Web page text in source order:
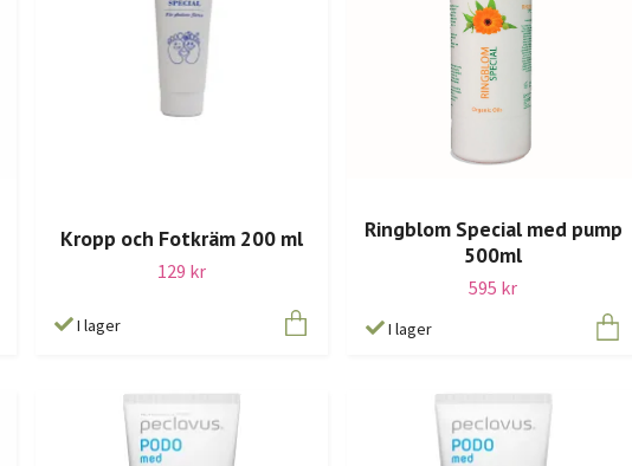
Kropp och Fotkräm 200 ml
129 kr
I lager
Ringblom Special med pump
500ml
595 kr
I lager